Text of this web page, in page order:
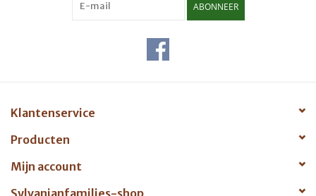
ABONNEER
Klantenservice
Producten
Mijn account